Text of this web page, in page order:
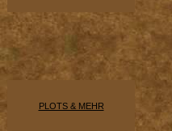
PLOTS & MEHR